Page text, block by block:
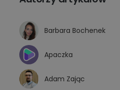
Barbara Bochenek
Apaczka
Adam Zając